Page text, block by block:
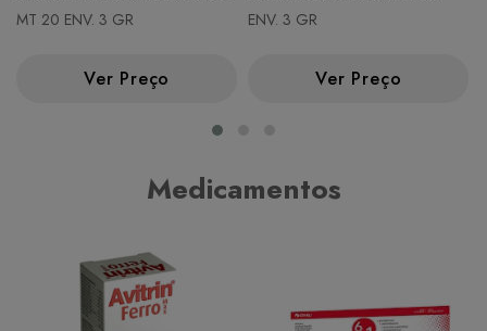
MT 20 ENV. 3 GR
Ver Preço
ENV. 3 GR
Ver Preço
Medicamentos